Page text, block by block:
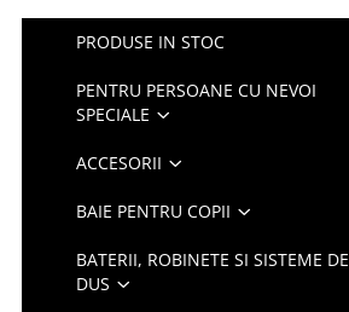
PRODUSE IN STOC
PENTRU PERSOANE CU NEVOI
SPECIALE
ACCESORII
BAIE PENTRU COPII
BATERII, ROBINETE SI SISTEME DE
DUS